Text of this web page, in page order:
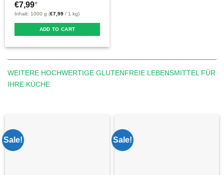
€7,99*
Inhalt: 1000 g (€7,99 / 1 kg)
ADD TO CART
WEITERE HOCHWERTIGE GLUTENFREIE LEBENSMITTEL FÜR
IHRE KÜCHE
Sale! Sale!